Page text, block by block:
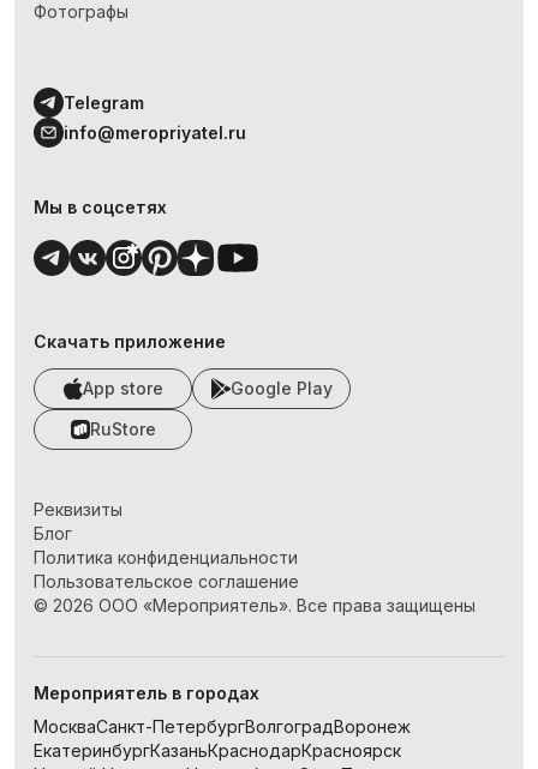
Фотографы
Telegram
info@meropriyatel.ru
Мы в соцсетях
Скачать приложение
App store
Google Play
RuStore
Реквизиты
Блог
Политика конфиденциальности
Пользовательское соглашение
© 2026 ООО «Мероприятель». Все права защищены
Мероприятель в городах
МоскваСанкт-ПетербургВолгоградВоронеж
ЕкатеринбургКазаньКраснодарКрасноярск